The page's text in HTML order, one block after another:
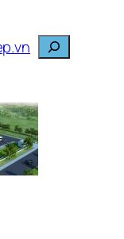
Search